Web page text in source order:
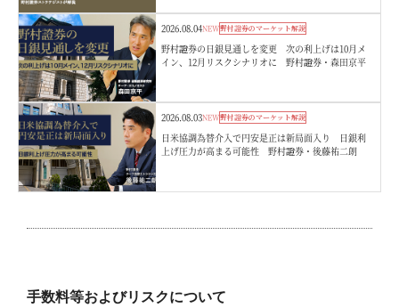
2026.08.04NEW野村證券のマーケット解説
野村證券の日銀見通しを変更 次の利上げは10月メ
イン、12月リスクシナリオに 野村證券・森田京平
2026.08.03NEW野村證券のマーケット解説
日米協調為替介入で円安是正は新局面入り 日銀利
上げ圧力が高まる可能性 野村證券・後藤祐二朗
手数料等およびリスクについて